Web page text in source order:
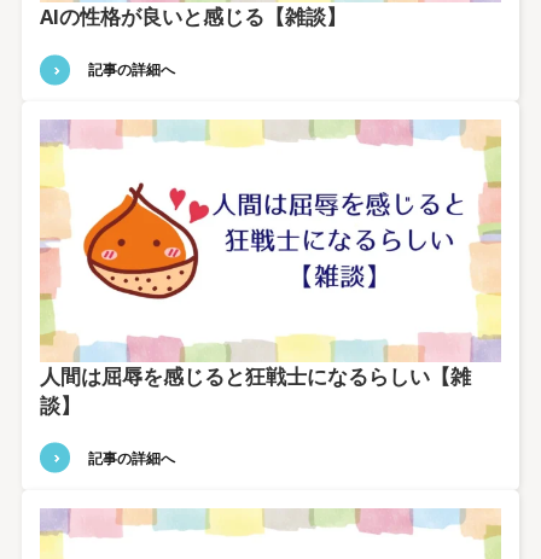
AIの性格が良いと感じる【雑談】
記事の詳細へ
人間は屈辱を感じると狂戦士になるらしい【雑
談】
記事の詳細へ